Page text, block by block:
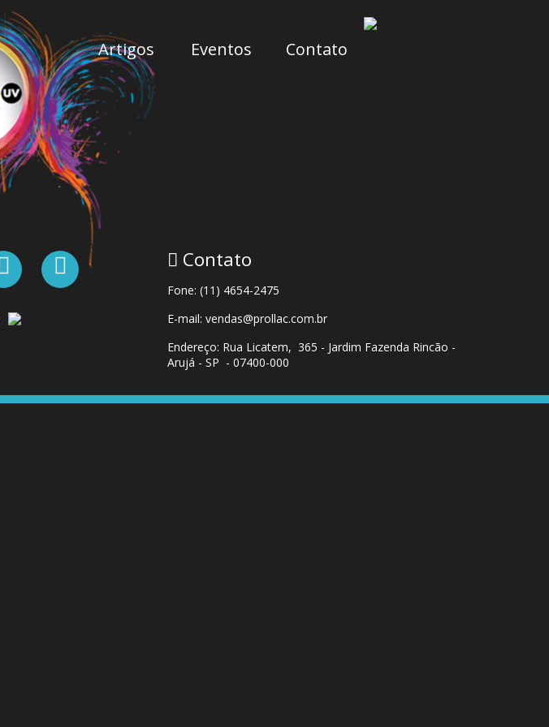
Artigos Eventos Contato
Contato
Fone: (11) 4654-2475
E-mail: vendas@prollac.com.br
Endereço: Rua Licatem, 365 - Jardim Fazenda Rincão -
Arujá - SP - 07400-000